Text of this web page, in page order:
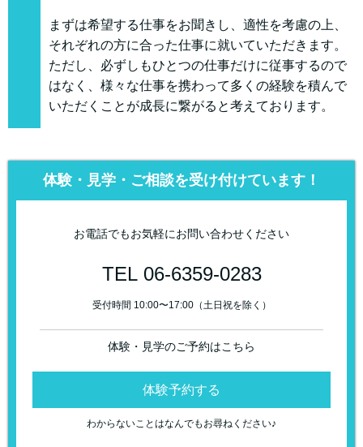
まずは希望する仕事をお聞きし、適性を考慮の上、
それぞれの方に合った仕事に就いていただきます。
ただし、必ずしもひとつの仕事だけに従事するので
はなく、様々な仕事を携わって多くの経験を積んで
いただくことが成長に繋がると考えております。
体験・見学・ご相談を受け付けています！
お電話でもお気軽にお問い合わせください
TEL 06-6359-0283
受付時間 10:00〜17:00（土日祝を除く）
体験・見学のご予約はこちら
体験予約する
わからないことはなんでもお尋ねください♪